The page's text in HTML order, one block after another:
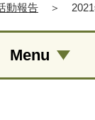
動報告 ＞
Menu